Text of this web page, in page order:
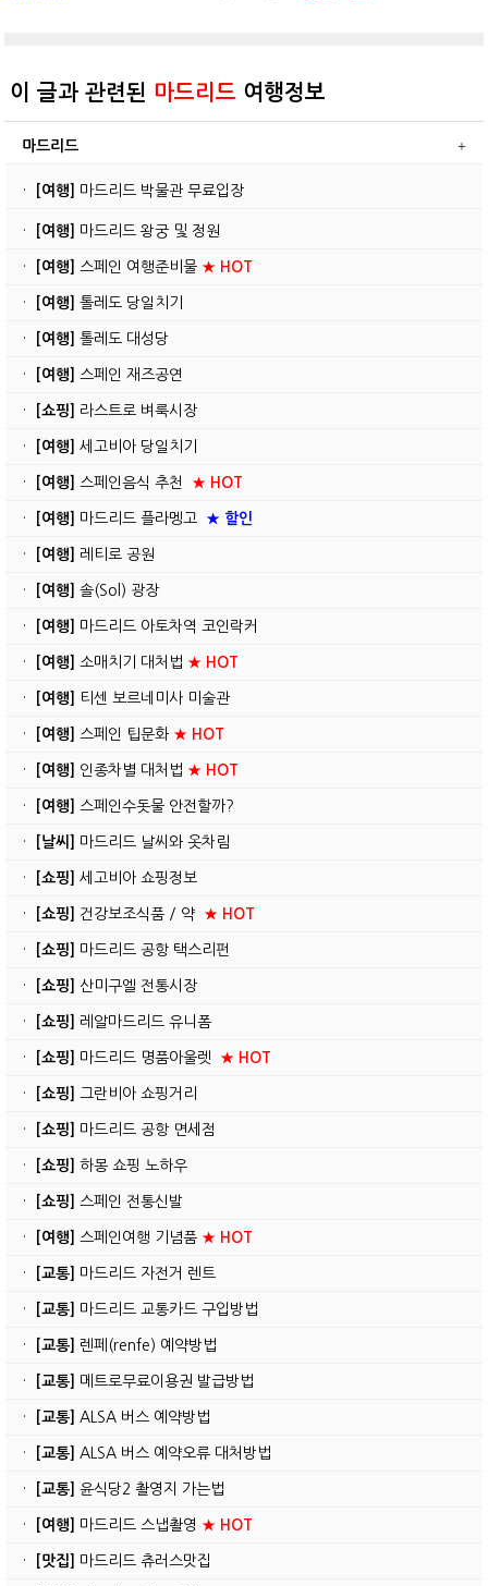
이 글과 관련된 마드리드 여행정보
마드리드
· [여행] 마드리드 박물관 무료입장
· [여행] 마드리드 왕궁 및 정원
· [여행] 스페인 여행준비물 ★ HOT
· [여행] 톨레도 당일치기
· [여행] 톨레도 대성당
· [여행] 스페인 재즈공연
· [쇼핑] 라스트로 벼룩시장
· [여행] 세고비아 당일치기
· [여행] 스페인음식 추천 ★ HOT
· [여행] 마드리드 플라멩고 ★ 할인
· [여행] 레티로 공원
· [여행] 솔(Sol) 광장
· [여행] 마드리드 아토차역 코인락커
· [여행] 소매치기 대처법 ★ HOT
· [여행] 티센 보르네미사 미술관
· [여행] 스페인 팁문화 ★ HOT
· [여행] 인종차별 대처법 ★ HOT
· [여행] 스페인수돗물 안전할까?
· [날씨] 마드리드 날씨와 옷차림
· [쇼핑] 세고비아 쇼핑정보
· [쇼핑] 건강보조식품 / 약 ★ HOT
· [쇼핑] 마드리드 공항 택스리펀
· [쇼핑] 산미구엘 전통시장
· [쇼핑] 레알마드리드 유니폼
· [쇼핑] 마드리드 명품아울렛 ★ HOT
· [쇼핑] 그란비아 쇼핑거리
· [쇼핑] 마드리드 공항 면세점
· [쇼핑] 하몽 쇼핑 노하우
· [쇼핑] 스페인 전통신발
· [여행] 스페인여행 기념품 ★ HOT
· [교통] 마드리드 자전거 렌트
· [교통] 마드리드 교통카드 구입방법
· [교통] 렌페(renfe) 예약방법
· [교통] 메트로무료이용권 발급방법
· [교통] ALSA 버스 예약방법
· [교통] ALSA 버스 예약오류 대처방법
· [교통] 윤식당2 촬영지 가는법
· [여행] 마드리드 스냅촬영 ★ HOT
· [맛집] 마드리드 츄러스맛집